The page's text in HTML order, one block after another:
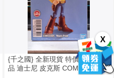
X
{千之國} 全新現貨 特價 正版 景
品 迪士尼 皮克斯 COMICSTARS